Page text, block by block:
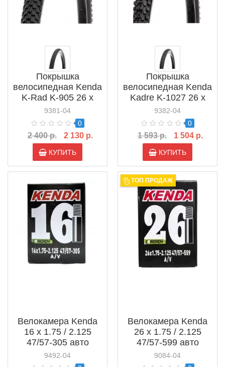
Покрышка
велосипедная Kenda
K-Rad K-905 26 x
2.30 60 TPI (523650)
9381-04
0
2 400 р. 2 130 р.
КУПИТЬ
Покрышка
велосипедная Kenda
Kadre K-1027 26 x
2.10 30 TPI (527650)
9382-04
0
1 593 р. 1 504 р.
КУПИТЬ
Велокамера Kenda
16 x 1.75 / 2.125
47/57-305 авто
ниппель (511303)
9492-04
ТОП ПРОДАЖ
Велокамера Kenda
26 x 1.75 / 2.125
47/57-599 авто
ниппель (511313)
9084-04